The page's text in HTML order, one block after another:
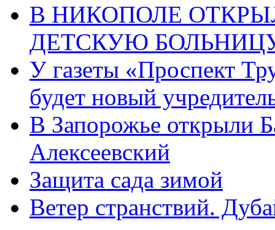
В НИКОПОЛЕ
ДЕТСКУЮ
У газеты «Проспект
будет новый
В Запорожье открыли
Алексеевский
Защита сада зимой
Ветер странствий.